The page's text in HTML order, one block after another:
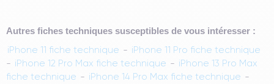
Autres fiches techniques susceptibles de vous intéresser :
iPhone 11 fiche technique - iPhone 11 Pro fiche technique
- iPhone 12 Pro Max fiche technique - iPhone 13 Pro Max
fiche technique - iPhone 14 Pro Max fiche technique -